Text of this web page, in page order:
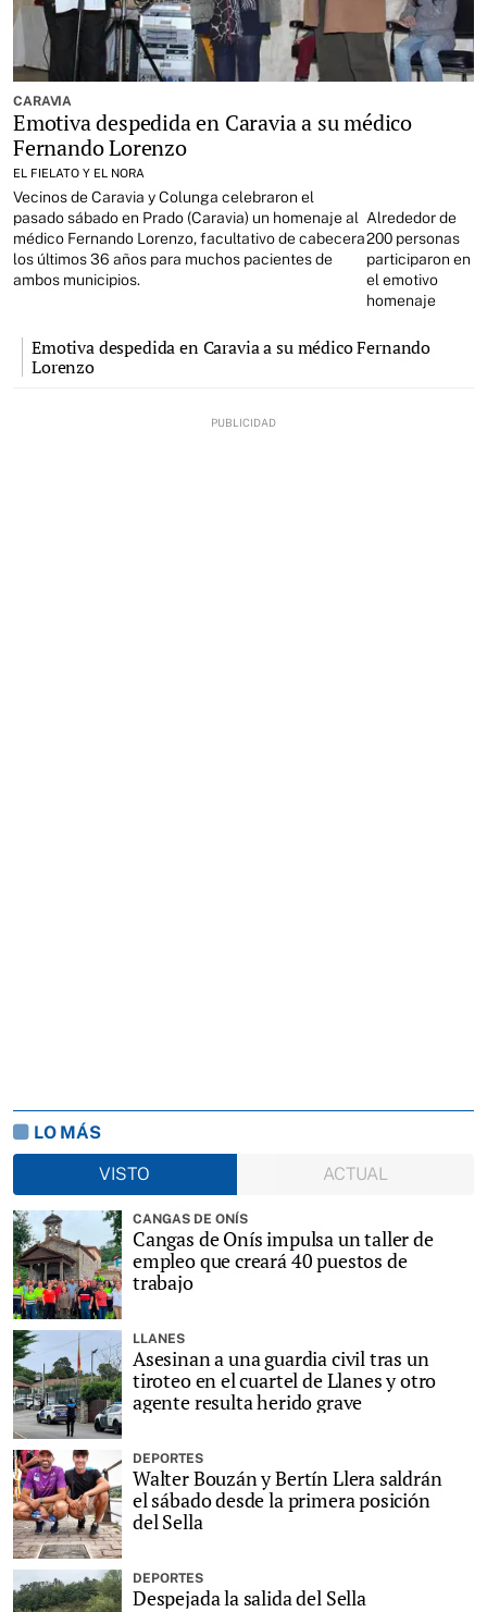
CARAVIA
Emotiva despedida en Caravia a su médico
Fernando Lorenzo
EL FIELATO Y EL NORA
Vecinos de Caravia y Colunga celebraron el
pasado sábado en Prado (Caravia) un homenaje al
médico Fernando Lorenzo, facultativo de cabecera
los últimos 36 años para muchos pacientes de
ambos municipios.
Alrededor de
200 personas
participaron en
el emotivo
homenaje
Emotiva despedida en Caravia a su médico Fernando
Lorenzo
LO MÁS
VISTO
ACTUAL
CANGAS DE ONÍS
Cangas de Onís impulsa un taller de
empleo que creará 40 puestos de
trabajo
LLANES
Asesinan a una guardia civil tras un
tiroteo en el cuartel de Llanes y otro
agente resulta herido grave
DEPORTES
Walter Bouzán y Bertín Llera saldrán
el sábado desde la primera posición
del Sella
DEPORTES
Despejada la salida del Sella